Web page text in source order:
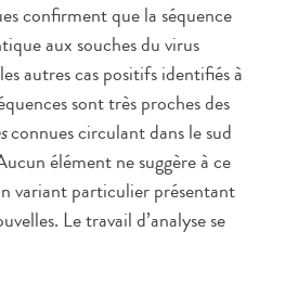
confirment que la séquence
aux souches du virus
autres cas positifs identifiés à
sont très proches des
connues circulant dans le sud
élément ne suggère à ce
variant particulier présentant
Le travail d’analyse se